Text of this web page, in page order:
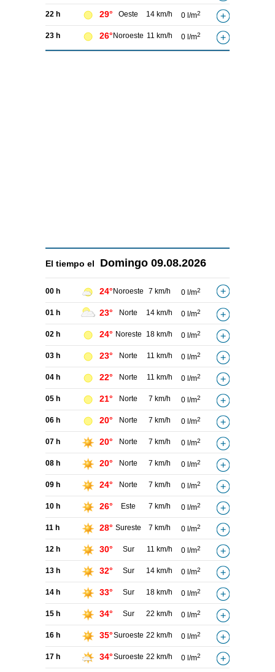
22 h 29° Oeste 14 km/h 0 l/m2
23 h 26° Noroeste 11 km/h 0 l/m2
El tiempo el Domingo 09.08.2026
00 h 24° Noroeste 7 km/h 0 l/m2
01 h 23° Norte 14 km/h 0 l/m2
02 h 24° Noreste 18 km/h 0 l/m2
03 h 23° Norte 11 km/h 0 l/m2
04 h 22° Norte 11 km/h 0 l/m2
05 h 21° Norte 7 km/h 0 l/m2
06 h 20° Norte 7 km/h 0 l/m2
07 h 20° Norte 7 km/h 0 l/m2
08 h 20° Norte 7 km/h 0 l/m2
09 h 24° Norte 7 km/h 0 l/m2
10 h 26° Este 7 km/h 0 l/m2
11 h 28° Sureste 7 km/h 0 l/m2
12 h 30° Sur 11 km/h 0 l/m2
13 h 32° Sur 14 km/h 0 l/m2
14 h 33° Sur 18 km/h 0 l/m2
15 h 34° Sur 22 km/h 0 l/m2
16 h 35°Suroeste 22 km/h 0 l/m2
17 h 34°Suroeste 22 km/h 0 l/m2